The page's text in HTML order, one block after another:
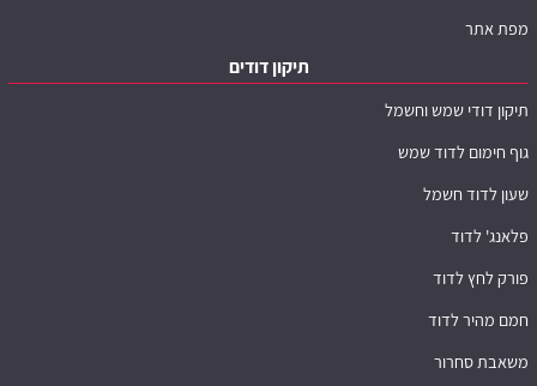
מפת אתר
תיקון דודים
תיקון דודי שמש וחשמל
גוף חימום לדוד שמש
שעון לדוד חשמל
פלאנג' לדוד
פורק לחץ לדוד
חמם מהיר לדוד
משאבת סחרור